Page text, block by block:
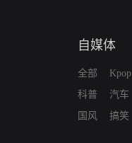
自媒体
全部
科普
国风
Kpop
汽车
搞笑